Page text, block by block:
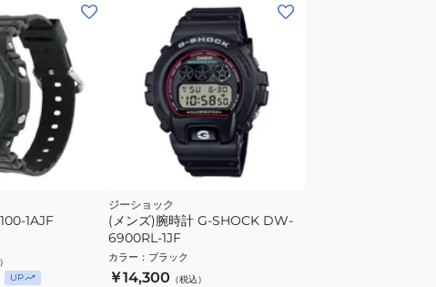
1AJF
UP
ジーショック
(メンズ)腕時計 G‐SHOCK DW-
6900RL-1JF
カラー ： ブラック
￥14,300 （税込）